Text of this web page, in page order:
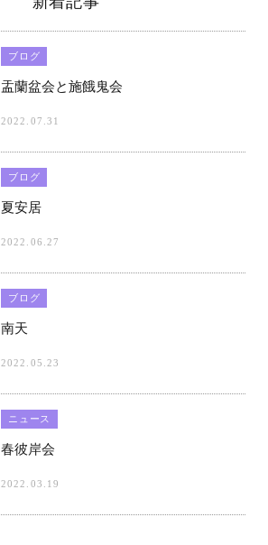
ブログ
盂蘭盆会と施餓鬼会
2022.07.31
ブログ
夏安居
2022.06.27
ブログ
南天
2022.05.23
ニュース
春彼岸会
2022.03.19